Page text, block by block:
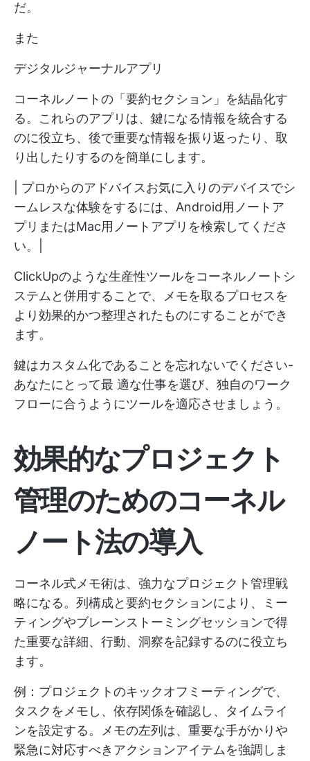
だ。
また
デジタルジャーナルアプリ
コーネルノートの「要約セクション」を結晶化す
る。これらのアプリは、鍵になる情報を統合する
のに役立ち、後で重要な情報を振り返ったり、取
り出したりするのを簡単にします。
| プロからのアドバイスお気に入りのデバイスでシ
ームレスな体験をするには、 Android用ノートア
プリ またはMac用ノートアプリ を検索してくださ
い。|
ClickUpのような生産性ツールをコーネルノートシ
ステムと併用することで、メモを取るプロセスを
より効果的かつ整理されたものにすることができ
ます。
鍵はカスタム化であることを忘れないでください-
あなたにとって最 適な仕事を選び、独自のワーク
フローに合うようにツールを適応させましょう。
効果的なプロジェクト
管理のためのコーネル
ノート法の導入
コーネル式メモ術は、強力なプロジェクト管理戦
略になる。列構成と要約セクションにより、ミー
ティングやブレーンストーミングセッションで得
た重要な詳細、行動、洞察を記録するのに役立ち
ます。
例：プロジェクトのキックオフミーティングで、
タスクをメモし、依存関係を確認し、タイムライ
ンを設定する。メモの左列は、重要な手がかりや
緊急に対応すべきアクションアイテムを強調しま